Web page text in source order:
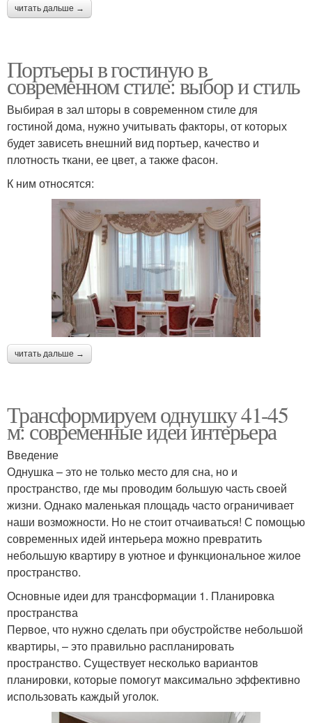
читать дальше →
Портьеры в гостиную в
современном стиле: выбор и стиль
Выбирая в зал шторы в современном стиле для
гостиной дома, нужно учитывать факторы, от которых
будет зависеть внешний вид портьер, качество и
плотность ткани, ее цвет, а также фасон.
К ним относятся:
читать дальше →
Трансформируем однушку 41-45
м: современные идеи интерьера
Введение
Однушка – это не только место для сна, но и
пространство, где мы проводим большую часть своей
жизни. Однако маленькая площадь часто ограничивает
наши возможности. Но не стоит отчаиваться! С помощью
современных идей интерьера можно превратить
небольшую квартиру в уютное и функциональное жилое
пространство.
Основные идеи для трансформации 1. Планировка
пространства
Первое, что нужно сделать при обустройстве небольшой
квартиры, – это правильно распланировать
пространство. Существует несколько вариантов
планировки, которые помогут максимально эффективно
использовать каждый уголок.